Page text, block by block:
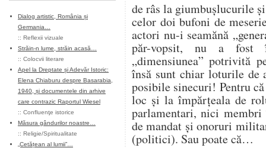
Dialog artistic, România și
Germania…
:: Reflexii vizuale
Străin-n lume, străin acasă…
:: Colocvii literare
Apel la Dreptate și Adevăr Istoric:
Elena Chiaburu despre Basarabia,
1940, și documentele din arhive
care contrazic Raportul Wiesel
:: Confluenţe istorice
Măsura gândurilor noastre…
:: Religie/Spiritualitate
„Cetățean al lumii”…
de râs la giumbușlucurile
celor doi bufoni de
actori nu-i seamănă
păr-vopsit, nu a fost
„dimensiunea” potrivită
însă sunt chiar loturile de
posibile sinecuri! Pentru
loc și la împărțeala de
parlamentari, nici
de mandat și onoruri
(politici). Sau poate că…